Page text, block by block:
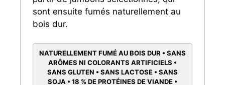
sont ensuite fumés naturellement au
bois dur.
NATURELLEMENT FUMÉ AU BOIS DUR • SANS
ARÔMES NI COLORANTS ARTIFICIELS •
SANS GLUTEN • SANS LACTOSE • SANS
SOJA • 18 % DE PROTÉINES DE VIANDE •